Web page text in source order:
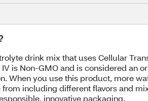
drink mix that uses Cellular
is Non-GMO and is considered an
When you use this product, more
including different flavors and
innovative packaging.